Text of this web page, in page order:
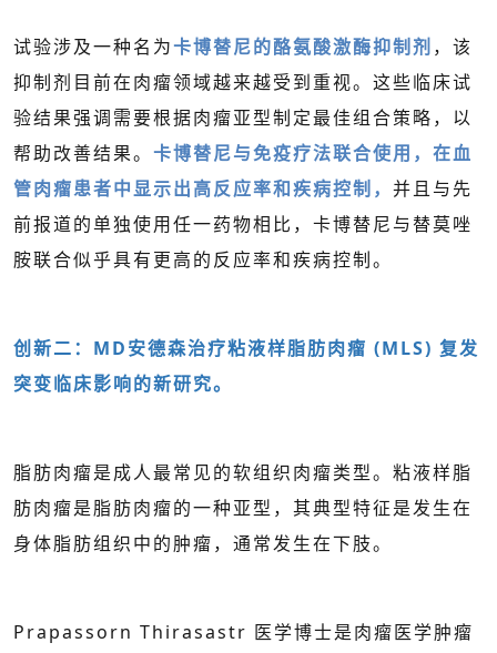
试验涉及一种名为卡博替尼的酪氨酸激酶抑制剂，该
抑制剂目前在肉瘤领域越来越受到重视。这些临床试
验结果强调需要根据肉瘤亚型制定最佳组合策略，以
帮助改善结果。 卡博替尼与免疫疗法联合使用，在血
管肉瘤患者中显示出高反应率和疾病控制， 并且与先
前报道的单独使用任一药物相比，卡博替尼与替莫唑
胺联合似乎具有更高的反应率和疾病控制。
创新二：MD安德森治疗粘液样脂肪肉瘤 (MLS) 复发
突变临床影响的新研究。
脂肪肉瘤是成人最常见的软组织肉瘤类型。粘液样脂
肪肉瘤是脂肪肉瘤的一种亚型，其典型特征是发生在
身体脂肪组织中的肿瘤，通常发生在下肢。
Prapassorn Thirasastr 医学博士是肉瘤医学肿瘤